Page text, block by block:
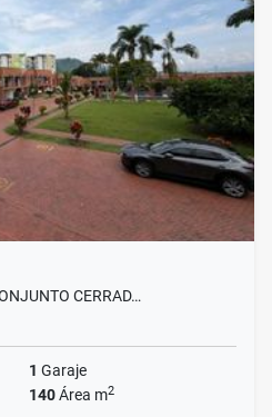
CERRAD…
1 Garaje
140Área m2